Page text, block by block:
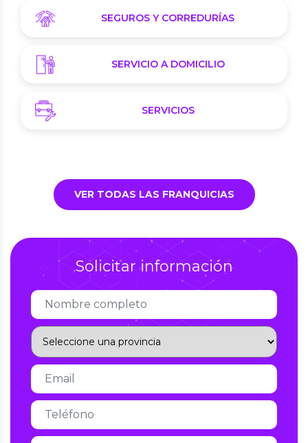
SEGUROS Y CORREDURÍAS
SERVICIO A DOMICILIO
SERVICIOS
VER TODAS LAS FRANQUICIAS
Solicitar información